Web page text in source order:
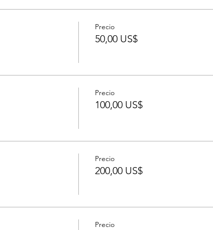
Precio
50,00 US$
Precio
100,00 US$
Precio
200,00 US$
Precio